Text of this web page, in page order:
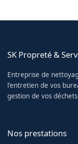
SK Propreté &
Entreprise de
l'entretien de vos
gestion de vos
Nos prestations